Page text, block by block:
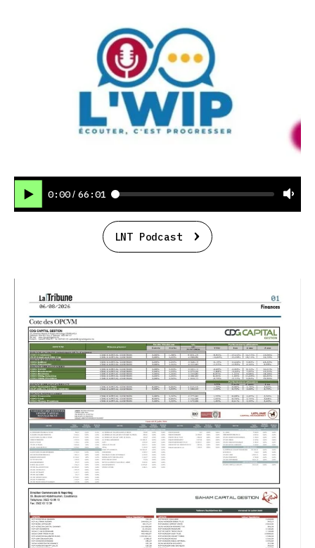
0:00 / 66:01
LNT Podcast